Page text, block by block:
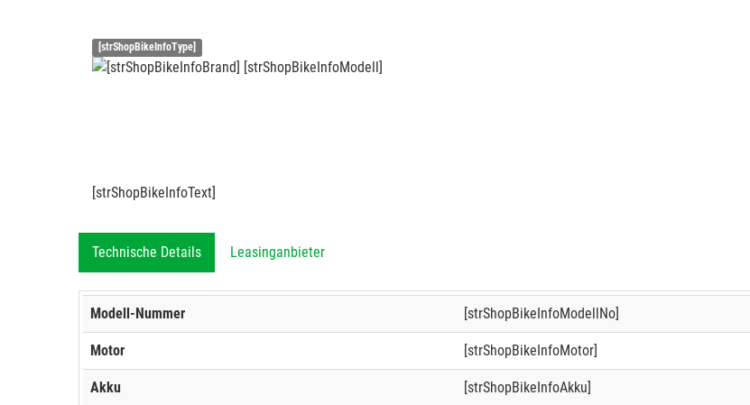
[strShopBikeInfoType]
[strShopBikeInfoText]
Technische Details Leasinganbieter
Modell-Nummer [strShopBikeInfoModellNo]
Motor [strShopBikeInfoMotor]
Akku [strShopBikeInfoAkku]